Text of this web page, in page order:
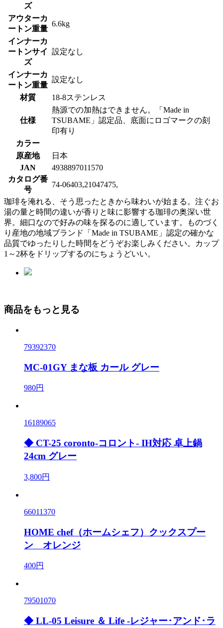
ズ
アウターカ
ートン重量
6.6kg
インナーカ
ートンサイ
ズ
設定なし
インナーカ
ートン重量
設定なし
材質 18-8ステンレス
仕様
熱源での加熱はできません。「Made in
TSUBAME」認定品、底面にロゴマークの刻
印有り
カラー
原産地
日本
JAN
4938897011570
カタログ番
号
74-06403,21047475,
珈琲を淹れる、そう思ったときから味わいが始まる。注ぐお
湯の量と時間の違いが香りと味に影響する珈琲の奥深い世
界。細口なので好みの味を探るのに適しています。ものづく
り産地の地域ブランド「Made in TSUBAME」認定の確かな
品質でゆったりした時間をどうぞお楽しみください。カップ
1～2杯をドリップするのにちょうどいい。
商品をもっと見る
79392370
MC-01GY まな板 カール グレー
980円
16189065
◆ CT-25 coronto-コロント- IH対応 卓上鍋
24cm グレー
3,800円
66011370
HOME chef（ホームシェフ）クックスプー
ン オレンジ
400円
79501070
◆ LL-05 Leisure ＆ Life -レジャー･アンド･ラ